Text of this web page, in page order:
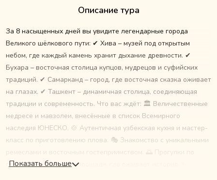
Описание тура
За 8 насыщенных дней вы увидите легендарные города
Великого шёлкового пути: ✔ Хива – музей под открытым
небом, где каждый камень хранит дыхание древности. ✔
Бухара – восточная столица купцов, мудрецов и суфийских
традиций. ✔ Самарканд – город, где восточная сказка оживает
на глазах. ✔ Ташкент – динамичная столица, соединяющая
традиции и современность. Что вас ждёт: 🏛 Величественные
медресе и мавзолеи, внесённые в список Всемирного
наследия ЮНЕСКО. 🍲 Аутентичная узбекская кухня и мастер-
класс по приготовлению плова. 🎭 Знакомство с уникальными
старинным улочкам и площади, где оживает история. ✨
Показать больше